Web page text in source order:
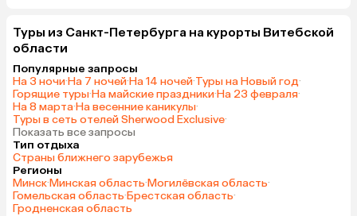
Туры из Санкт-Петербурга на курорты Витебской
области
Популярные запросы
На 3 ночи·На 7 ночей·На 14 ночей·Туры на Новый год·
Горящие туры·На майские праздники·На 23 февраля·
На 8 марта·На весенние каникулы·
Туры в сеть отелей Sherwood Exclusive·
Показать все запросы
Тип отдыха
Страны ближнего зарубежья
Регионы
Минск·Минская область·Могилёвская область·
Гомельская область·Брестская область·
Гродненская область